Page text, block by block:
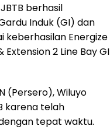
berhasil
Induk (GI) dan
keberhasilan Energize
2 Line Bay GI
(Persero), Wiluyo
karena telah
tepat waktu.